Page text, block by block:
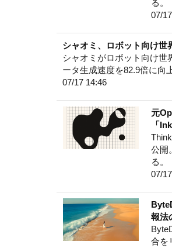
る。
07/
シャオミ、ロボット向け
シャオミがロボット向け世
ータ生成速度を82.9倍に向
07/17 14:46
元
「
公開
る。
07/
報法
合を